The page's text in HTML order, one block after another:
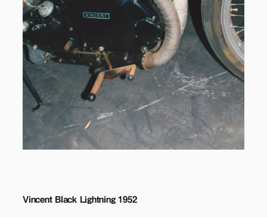
Vincent Black Lightning 1952